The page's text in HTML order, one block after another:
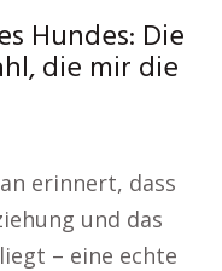
Hundes: Die
die mir die
erinnert, dass
und das
– eine echte